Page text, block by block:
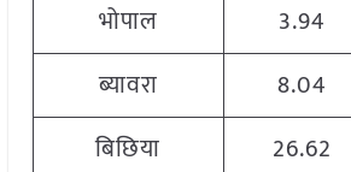
भोपाल
3.94
ब्यावरा
8.04
बिछिया
26.62